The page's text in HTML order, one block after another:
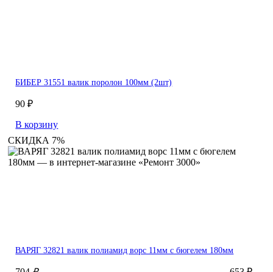
БИБЕР 31551 валик поролон 100мм (2шт)
90 ₽
В корзину
СКИДКА 7%
ВАРЯГ 32821 валик полиамид ворс 11мм с бюгелем 180мм